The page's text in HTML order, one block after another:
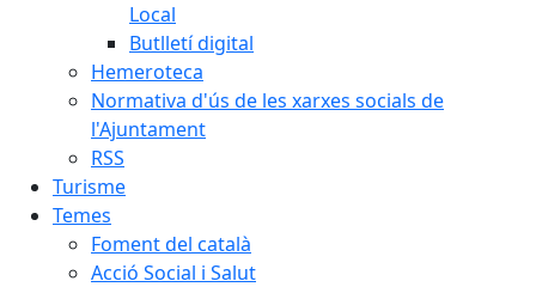
Local
Butlletí digital
Hemeroteca
Normativa d'ús de les xarxes socials de
l'Ajuntament
RSS
Turisme
Temes
Foment del català
Acció Social i Salut